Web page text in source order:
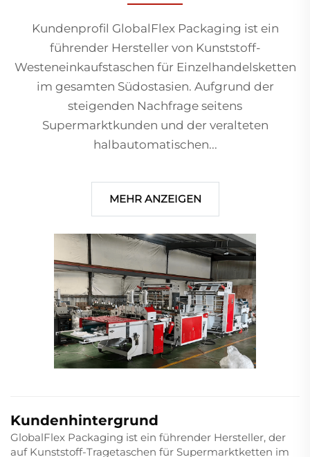
Kundenprofil GlobalFlex Packaging ist ein
führender Hersteller von Kunststoff-
Westeneinkaufstaschen für Einzelhandelsketten
im gesamten Südostasien. Aufgrund der
steigenden Nachfrage seitens
Supermarktkunden und der veralteten
halbautomatischen...
MEHR ANZEIGEN
Kundenhintergrund
GlobalFlex Packaging ist ein führender Hersteller, der
auf Kunststoff-Tragetaschen für Supermarktketten im